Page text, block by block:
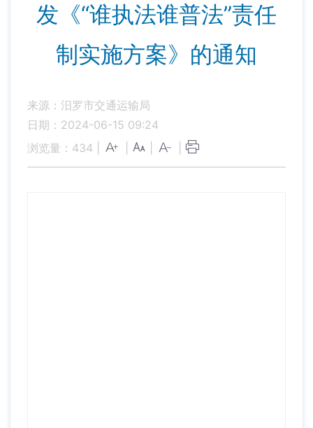
发《“谁执法谁普法”责任
制实施方案》的通知
来源：汨罗市交通运输局
日期：2024-06-15 09:24
浏览量： 434